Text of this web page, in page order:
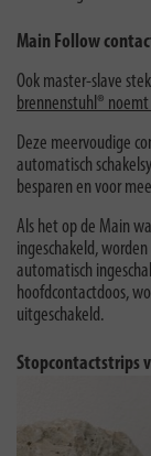
Main Follow
Ook master-slave
brennenstuhl®
Deze meervoudige
automatisch
besparen en voor
Als het op de Main
ingeschakeld,
automatisch
hoofdcontactdoos,
uitgeschakeld.
Stopcontactstrips